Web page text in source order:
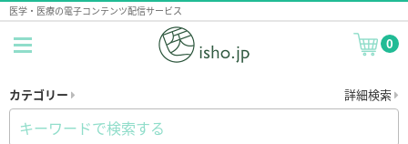
医学・医療の電子コンテンツ配信サービス
0
カテゴリー 詳細検索